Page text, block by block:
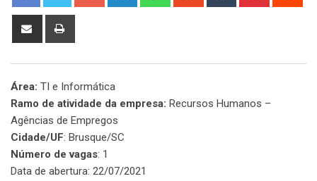
Share
Área: TI e Informática
Ramo de atividade da empresa: Recursos Humanos –
Agências de Empregos
Cidade/UF: Brusque/SC
Número de vagas: 1
Data de abertura: 22/07/2021